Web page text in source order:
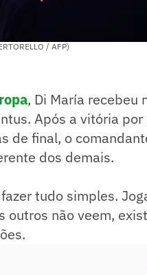
/ AFP)
, Di María recebeu
Após a vitória por
de final, o
dos demais.
tudo simples.
outros não veem,